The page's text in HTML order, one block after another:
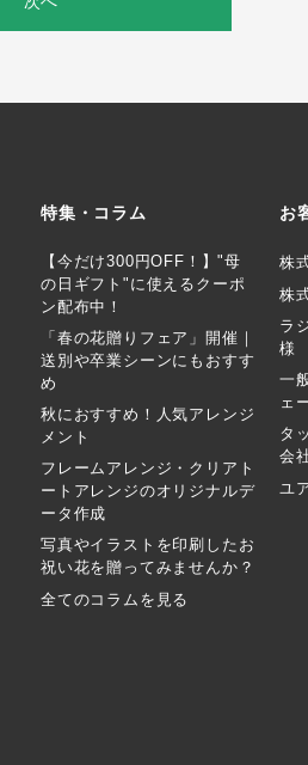
特集・コラム
【今だけ300円OFF！】"母
の日ギフト"に使えるクーポ
ン配布中！
「春の花贈りフェア」開催｜
送別や卒業シーンにもおすす
め
秋におすすめ！人気アレンジ
メント
フレームアレンジ・クリアト
ートアレンジのオリジナルデ
ータ作成
写真やイラストを印刷したお
祝い花を贈ってみませんか？
全てのコラムを見る
お
株
株
ラ
様
一
ェ
タ
会
ユ